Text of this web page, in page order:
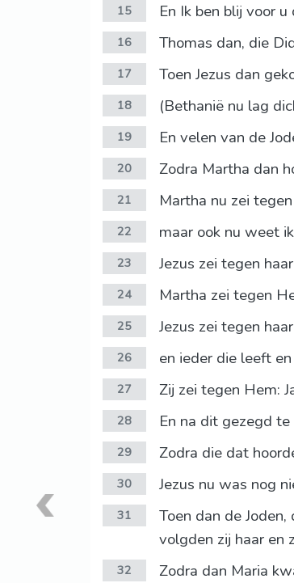
15 En Ik ben blij voor
16 Thomas dan, die
17 Toen Jezus dan
18 (Bethanië nu lag
19 En velen van de
20 Zodra Martha dan
21 Martha nu zei
22 maar ook nu weet
23 Jezus zei tegen
24 Martha zei tegen
25 Jezus zei tegen
26 en ieder die leeft
27 Zij zei tegen Hem:
28 En na dit gezegd
29 Zodra die dat
30 Jezus nu was nog
31
Toen dan de
volgden zij haar en
32
Zodra dan Maria